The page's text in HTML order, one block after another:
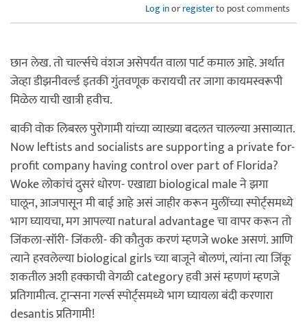
Log inorregisterto post comments
छान लेख. तो चार्ल्सचे वंशज असेपर्यंत वाला पार्ट कमाल आहे. अर्थात
जेव्हा डीझनीवर्ल्ड इतकी गुंतवणूक करायची तर जागा कायमस्वरूपी
मिळेल याची खात्री हवीच.
बाकी वोक लिबरल पुरोगामी यांच्या व्याख्या बदलत चालल्या असाव्यात.
Now leftists and socialists are supporting a private for-
profit company having control over part of Florida?
Woke लोकांचं दुसरं धोरण- एखाद्या biological male ने झगा
घालून, आजपासून मी बाई आहे असं जाहीर करून मुलींच्या स्पोर्ट्समध्ये
भाग घ्यायचा, मग आपल्या natural advantage चा वापर करून तो
जिंकला-सॉरी- जिंकली- की कौतुक करणं म्हणजे woke असणं. आणि
त्याने हरवलेल्या biological girls च्या बाजूने बोलणं, त्यांना त्या जिंकू
शकतील अशी हक्काची वेगळी category हवी असं म्हणणं म्हणजे
प्रतिगामीत्व. ट्रान्सना गर्ल्स स्पोर्ट्समध्ये भाग घ्यायला बंदी करणारा
desantis प्रतिगामी!